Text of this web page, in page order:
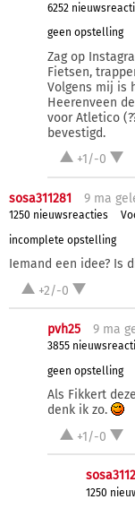
6252
geen opstelling
Zag op
Fietsen,
Volgens mij is
Heerenveen
voor Atletico
bevestigd.
+1/-0
sosa311281 9 ma
1250 nieuwsreacties
incomplete opstelling
Iemand een idee? Is
+2/-0
pvh25 9 ma
3855
geen opstelling
Als Fikkert
denk ik zo.
+1/-0
1250